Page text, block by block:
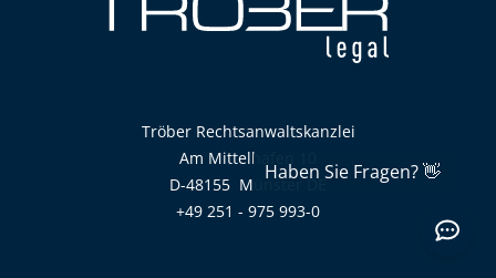
Tröber Rechtsanwaltskanzlei
Am Mittelhafen 10
D-48155 Münster DE
+49 251 - 975 993-0